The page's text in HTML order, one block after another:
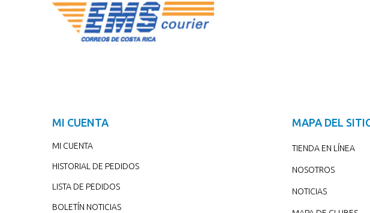
MI CUENTA
MI CUENTA
HISTORIAL DE PEDIDOS
LISTA DE PEDIDOS
BOLETÍN NOTICIAS
MAPA DEL
TIENDA EN LÍNEA
NOSOTROS
NOTICIAS